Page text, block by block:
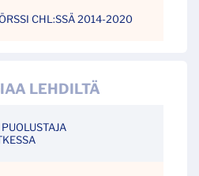
CHL:SSÄ 2014-2020
LEHDILTÄ